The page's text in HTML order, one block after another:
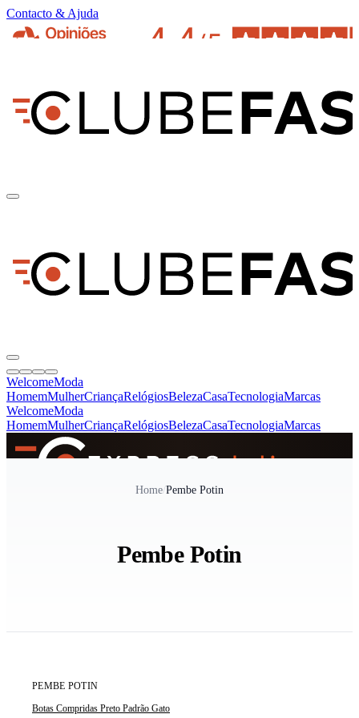
Contacto & Ajuda
WelcomeModa
HomemMulherCriançaRelógiosBelezaCasaTecnologiaMarcas
WelcomeModa
HomemMulherCriançaRelógiosBelezaCasaTecnologiaMarcas
Home/Pembe Potin
Pembe Potin
PEMBE POTIN
Botas Compridas Preto Padrão Gato